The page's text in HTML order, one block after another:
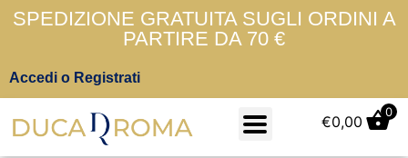
SPEDIZIONE GRATUITA SUGLI ORDINI A
PARTIRE DA 70 €
Accedi o Registrati
€0,00
0